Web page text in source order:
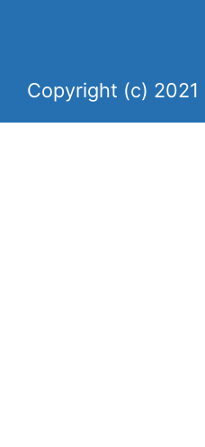
Copyright (c) 2021